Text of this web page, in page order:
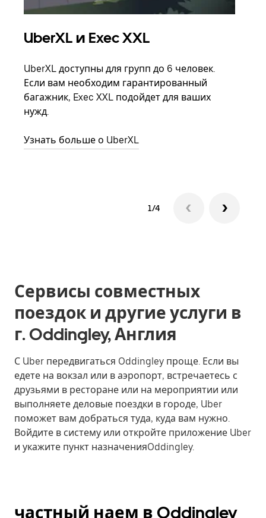
UberXL и Exec XXL
UberXL доступны для групп до 6 человек.
Если вам необходим гарантированный
багажник, Exec XXL подойдет для ваших
нужд.
Узнать больше о UberXL
1/4
Сервисы совместных
поездок и другие услуги в
г. Oddingley, Англия
С Uber передвигаться Oddingley проще. Если вы
едете на вокзал или в аэропорт, встречаетесь с
друзьями в ресторане или на мероприятии или
выполняете деловые поездки в городе, Uber
поможет вам добраться туда, куда вам нужно.
Войдите в систему или откройте приложение Uber
и укажите пункт назначенияOddingley.
частный наем в Oddingley